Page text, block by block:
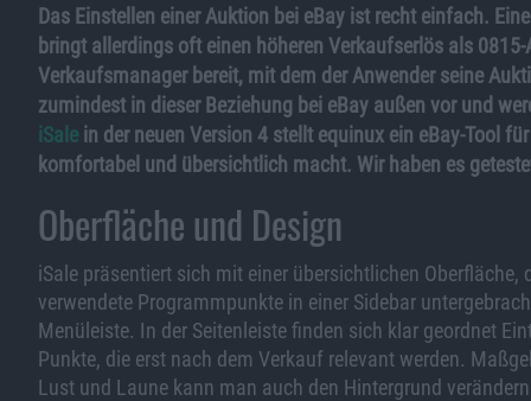
Das Einstellen einer Auktion bei eBay ist recht einfach.
bringt allerdings oft einen höheren Verkaufserlös als
Verkaufsmanager bereit, mit dem der Anwender seine
zumindest in dieser Beziehung bei eBay außen vor und
iSale in der neuen Version 4 stellt equinux ein eBay-Tool
komfortabel und übersichtlich macht. Wir haben es
Oberfläche und Design
iSale präsentiert sich mit einer übersichtlichen
verwendete Programmpunkte in einer Sidebar
Menüleiste. In der Seitenleiste finden sich klar geordnet
Punkte, die erst nach dem Verkauf relevant werden.
Lust und Laune kann man auch den Hintergrund